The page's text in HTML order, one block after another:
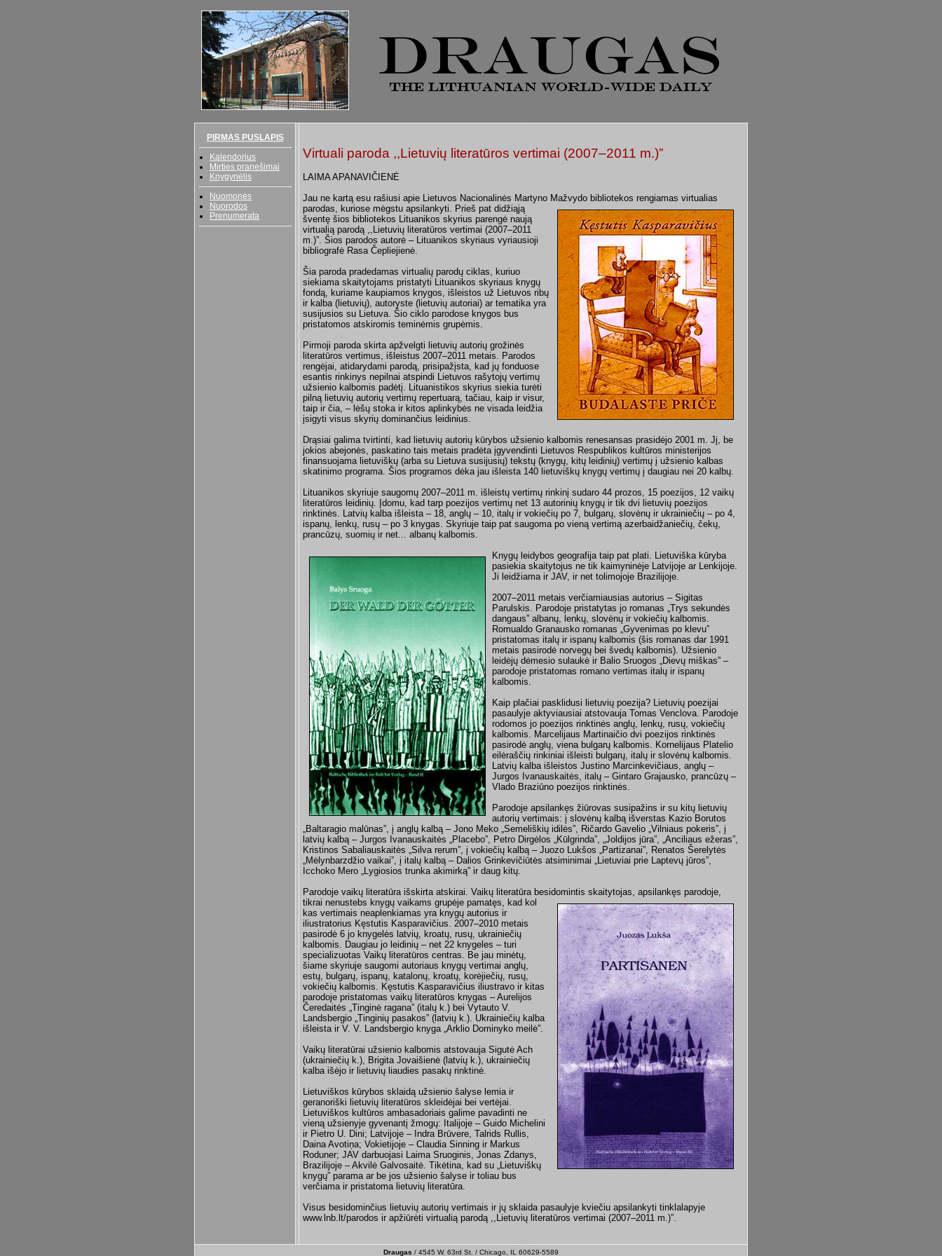
PIRMAS PUSLAPIS
Kalendorius
Mirties pranešimai
Knygynėlis
Nuomonės
Nuorodos
Prenumerata
Virtuali paroda ,,Lietuvių literatūros vertimai (2007–2011 m.)”
LAIMA APANAVIČIENĖ
Jau ne kartą esu rašiusi apie Lietuvos Nacionalinės Martyno Mažvydo bibliotekos rengiamas virtualias
parodas, kuriose mėgstu apsilankyti. Prieš pat didžiąją
šventę šios bibliotekos Lituanikos skyrius parengė naują
virtualią parodą ,,Lietuvių literatūros vertimai (2007–2011
m.)”. Šios parodos autorė – Lituanikos skyriaus vyriausioji
bibliografė Rasa Čepliejienė.
Šia paroda pradedamas virtualių parodų ciklas, kuriuo
siekiama skaitytojams pristatyti Lituanikos skyriaus knygų
fondą, kuriame kaupiamos knygos, išleistos už Lietuvos ribų
ir kalba (lietuvių), autoryste (lietuvių autoriai) ar tematika yra
susijusios su Lietuva. Šio ciklo parodose knygos bus
pristatomos atskiromis teminėmis grupėmis.
Pirmoji paroda skirta apžvelgti lietuvių autorių grožinės
literatūros vertimus, išleistus 2007–2011 metais. Parodos
rengėjai, atidarydami parodą, prisipažįsta, kad jų fonduose
esantis rinkinys nepilnai atspindi Lietuvos rašytojų vertimų
užsienio kalbomis padėtį. Lituanistikos skyrius siekia turėti
pilną lietuvių autorių vertimų repertuarą, tačiau, kaip ir visur,
taip ir čia, – lėšų stoka ir kitos aplinkybės ne visada leidžia
įsigyti visus skyrių dominančius leidinius.
Drąsiai galima tvirtinti, kad lietuvių autorių kūrybos užsienio kalbomis renesansas prasidėjo 2001 m. Jį, be
jokios abejonės, paskatino tais metais pradėta įgyvendinti Lietuvos Respublikos kultūros ministerijos
finansuojama lietuviškų (arba su Lietuva susijusių) tekstų (knygų, kitų leidinių) vertimų į užsienio kalbas
skatinimo programa. Šios programos dėka jau išleista 140 lietuviškų knygų vertimų į daugiau nei 20 kalbų.
Lituanikos skyriuje saugomų 2007–2011 m. išleistų vertimų rinkinį sudaro 44 prozos, 15 poezijos, 12 vaikų
literatūros leidinių. Įdomu, kad tarp poezijos vertimų net 13 autorinių knygų ir tik dvi lietuvių poezijos
rinktinės. Latvių kalba išleista – 18, anglų – 10, italų ir vokiečių po 7, bulgarų, slovėnų ir ukrainiečių – po 4,
ispanų, lenkų, rusų – po 3 knygas. Skyriuje taip pat saugoma po vieną vertimą azerbaidžaniečių, čekų,
prancūzų, suomių ir net... albanų kalbomis.
Knygų leidybos geografija taip pat plati. Lietuviška kūryba
pasiekia skaitytojus ne tik kaimyninėje Latvijoje ar Lenkijoje.
Ji leidžiama ir JAV, ir net tolimojoje Brazilijoje.
2007–2011 metais verčiamiausias autorius – Sigitas
Parulskis. Parodoje pristatytas jo romanas „Trys sekundės
dangaus” albanų, lenkų, slovėnų ir vokiečių kalbomis.
Romualdo Granausko romanas „Gyvenimas po klevu”
pristatomas italų ir ispanų kalbomis (šis romanas dar 1991
metais pasirodė norvegų bei švedų kalbomis). Užsienio
leidėjų dėmesio sulaukė ir Balio Sruogos „Dievų miškas” –
parodoje pristatomas romano vertimas italų ir ispanų
kalbomis.
Kaip plačiai pasklidusi lietuvių poezija? Lietuvių poezijai
pasaulyje aktyviausiai atstovauja Tomas Venclova. Parodoje
rodomos jo poezijos rinktinės anglų, lenkų, rusų, vokiečių
kalbomis. Marcelijaus Martinaičio dvi poezijos rinktinės
pasirodė anglų, viena bulgarų kalbomis. Kornelijaus Platelio
eilėraščių rinkiniai išleisti bulgarų, italų ir slovėnų kalbomis.
Latvių kalba išleistos Justino Marcinkevičiaus, anglų –
Jurgos Ivanauskaitės, italų – Gintaro Grajausko, prancūzų –
Vlado Braziūno poezijos rinktinės.
Parodoje apsilankęs žiūrovas susipažins ir su kitų lietuvių
autorių vertimais: į slovėnų kalbą išverstas Kazio Borutos
„Baltaragio malūnas”, į anglų kalbą – Jono Meko „Semeliškių idilės”, Ričardo Gavelio „Vilniaus pokeris”, į
latvių kalbą – Jurgos Ivanauskaitės „Placebo”, Petro Dirgėlos „Kūlgrinda”, „Joldijos jūra”, „Anciliaus ežeras”,
Kristinos Sabaliauskaitės „Silva rerum”, į vokiečių kalbą – Juozo Lukšos „Partizanai”, Renatos Šerelytės
„Mėlynbarzdžio vaikai”, į italų kalbą – Dalios Grinkevičiūtės atsiminimai „Lietuviai prie Laptevų jūros”,
Icchoko Mero „Lygiosios trunka akimirką” ir daug kitų.
Parodoje vaikų literatūra išskirta atskirai. Vaikų literatūra besidomintis skaitytojas, apsilankęs parodoje,
tikrai nenustebs knygų vaikams grupėje pamatęs, kad kol
kas vertimais neaplenkiamas yra knygų autorius ir
iliustratorius Kęstutis Kasparavičius. 2007–2010 metais
pasirodė 6 jo knygelės latvių, kroatų, rusų, ukrainiečių
kalbomis. Daugiau jo leidinių – net 22 knygeles – turi
specializuotas Vaikų literatūros centras. Be jau minėtų,
šiame skyriuje saugomi autoriaus knygų vertimai anglų,
estų, bulgarų, ispanų, katalonų, kroatų, korėjiečių, rusų,
vokiečių kalbomis. Kęstutis Kasparavičius iliustravo ir kitas
parodoje pristatomas vaikų literatūros knygas – Aurelijos
Čeredaitės „Tinginė ragana” (italų k.) bei Vytauto V.
Landsbergio „Tinginių pasakos” (latvių k.). Ukrainiečių kalba
išleista ir V. V. Landsbergio knyga „Arklio Dominyko meilė”.
Vaikų literatūrai užsienio kalbomis atstovauja Sigutė Ach
(ukrainiečių k.), Brigita Jovaišienė (latvių k.), ukrainiečių
kalba išėjo ir lietuvių liaudies pasakų rinktinė.
Lietuviškos kūrybos sklaidą užsienio šalyse lemia ir
geranoriški lietuvių literatūros skleidėjai bei vertėjai.
Lietuviškos kultūros ambasadoriais galime pavadinti ne
vieną užsienyje gyvenantį žmogų: Italijoje – Guido Michelini
ir Pietro U. Dini; Latvijoje – Indra Brūvere, Talrids Rullis,
Daina Avotiņa; Vokietijoje – Claudia Sinning ir Markus
Roduner; JAV darbuojasi Laima Sruoginis, Jonas Zdanys,
Brazilijoje – Akvilė Galvosaitė. Tikėtina, kad su „Lietuviškų
knygų” parama ar be jos užsienio šalyse ir toliau bus
verčiama ir pristatoma lietuvių literatūra.
Visus besidominčius lietuvių autorių vertimais ir jų sklaida pasaulyje kviečiu apsilankyti tinklalapyje
www.lnb.lt/parodos ir apžiūrėti virtualią parodą ,,Lietuvių literatūros vertimai (2007–2011 m.)”.
Draugas / 4545 W. 63rd St. / Chicago, IL 60629-5589